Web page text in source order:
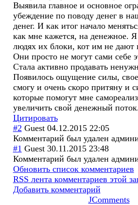
Выявила главное и основное
убеждение по поводу денег в
денег. И как итог начало
как мне кажется, на денежное. Я
людях их блоки, кот им не дают
Они просто не могут сами себе
Стала активно продавать
Появилось ощущение силы,
смогу и очень скоро притяну и
которые помогут мне
увеличить свой денежный
Цитировать
#2 Guest 04.12.2015 22:05
Комментарий был удален
#1 Guest 30.11.2015 23:48
Комментарий был удален
Обновить список комментариев
RSS лента комментариев этой
Добавить комментарий
JComments